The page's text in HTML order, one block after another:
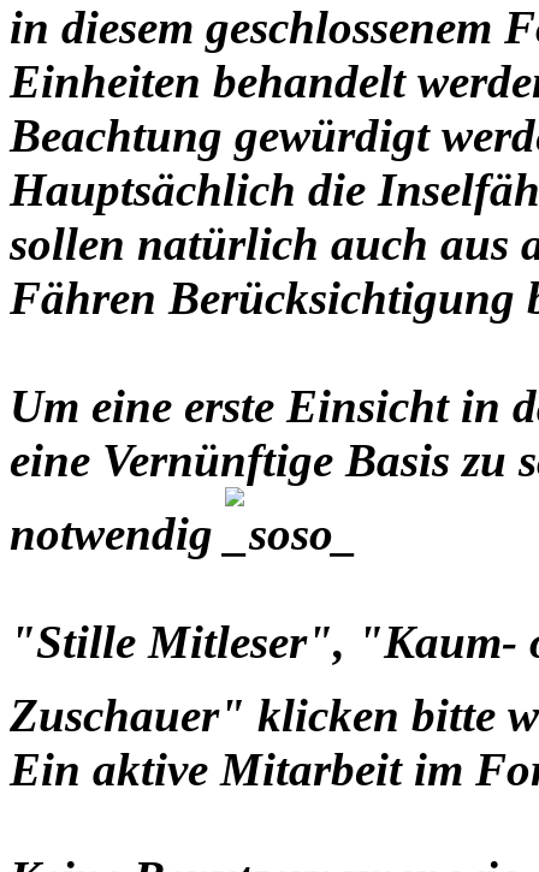
in diesem geschlossenem
Einheiten behandelt
Beachtung gewürdigt
Hauptsächlich die
sollen natürlich auch aus
Fähren Berücksichtigung
Um eine erste Einsicht in
eine Vernünftige Basis zu
notwendig
"Stille Mitleser", "Kaum-
Zuschauer" klicken bitte
Ein aktive Mitarbeit im